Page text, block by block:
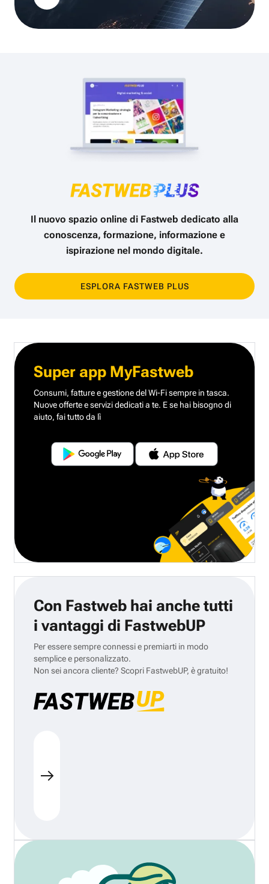
Il nuovo spazio online di Fastweb dedicato alla
conoscenza, formazione, informazione e
ispirazione nel mondo digitale.
ESPLORA FASTWEB PLUS
Super app MyFastweb
Consumi, fatture e gestione del Wi-Fi sempre in tasca.
Nuove offerte e servizi dedicati a te. E se hai bisogno di
aiuto, fai tutto da lì
Con Fastweb hai anche tutti
i vantaggi di FastwebUP
Per essere sempre connessi e premiarti in modo
semplice e personalizzato.
Non sei ancora cliente? Scopri FastwebUP, è gratuito!